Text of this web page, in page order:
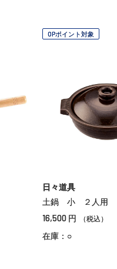
OPポイント対象
日々道具
土鍋 小 ２人用
16,500 円 （税込）
在庫：○